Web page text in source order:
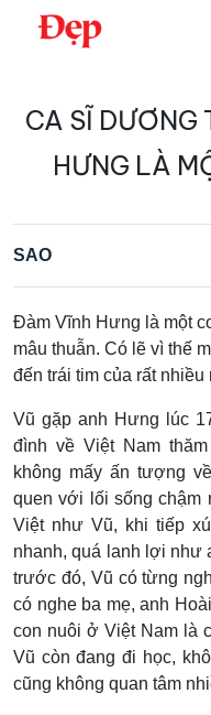
Chuyển
kiếm
CA SĨ DƯƠNG
HƯNG LÀ
SAO
Đàm Vĩnh Hưng là một
mâu thuẫn. Có lẽ vì thế
đến trái tim của rất
Vũ gặp anh Hưng lúc
đình về Việt Nam
không mấy ấn tượng
quen với lối sống chậm
Việt như Vũ, khi tiếp
nhanh, quá lanh lợi như
trước đó, Vũ có từng
có nghe ba mẹ, anh
con nuôi ở Việt Nam là
Vũ còn đang đi học,
cũng không quan tâm